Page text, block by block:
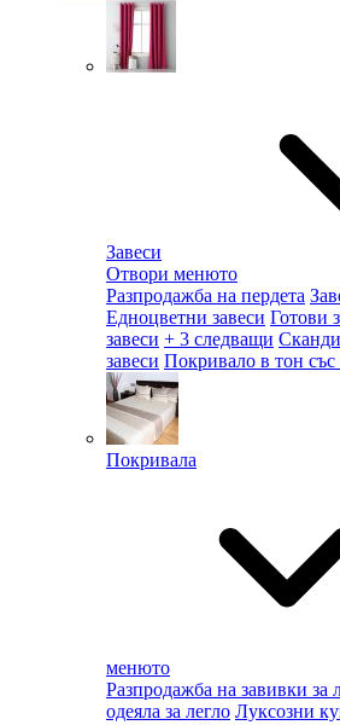
Завеси
Отвори менюто
Разпродажба на пердета
Едноцветни завеси Готови
завеси + 3 следващи
завеси Покривало в тон със
Покривала
менюто
Разпродажба на завивки за
одеяла за легло Луксозни